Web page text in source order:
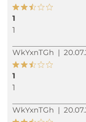
1
1
WkYxnTGh |
1
1
WkYxnTGh |